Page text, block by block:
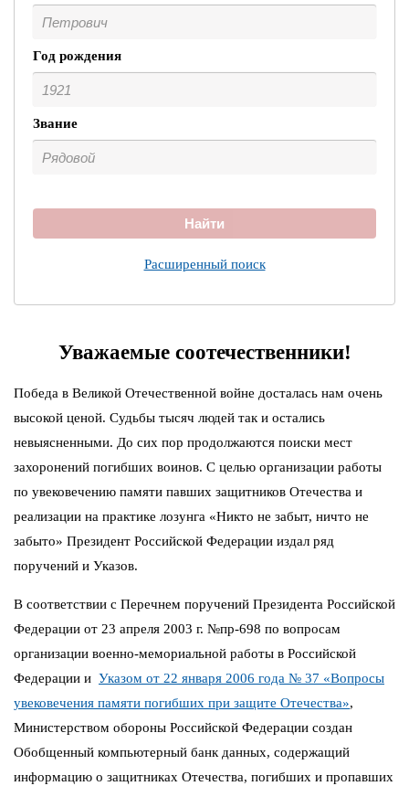
Год рождения
Звание
Найти
Расширенный поиск
Уважаемые соотечественники!
Победа в Великой Отечественной войне досталась нам очень
высокой ценой. Судьбы тысяч людей так и остались
невыясненными. До сих пор продолжаются поиски мест
захоронений погибших воинов. С целью организации работы
по увековечению памяти павших защитников Отечества и
реализации на практике лозунга «Никто не забыт, ничто не
забыто» Президент Российской Федерации издал ряд
поручений и Указов.
В соответствии с Перечнем поручений Президента Российской
Федерации от 23 апреля 2003 г. №пр-698 по вопросам
организации военно-мемориальной работы в Российской
Федерации и Указом от 22 января 2006 года № 37 «Вопросы
увековечения памяти погибших при защите Отечества»,
Министерством обороны Российской Федерации создан
Обобщенный компьютерный банк данных, содержащий
информацию о защитниках Отечества, погибших и пропавших